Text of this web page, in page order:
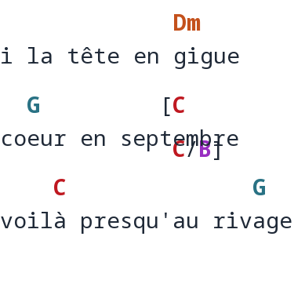
la tête en
Dm
gig
la tête en gigue
G
eur en sep
[C
embr
C/B]
en septembre
C
à presqu'au riv
G
age
presqu'au rivage